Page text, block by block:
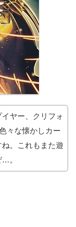
ヤー、クリフォ
々な懐かしカー
ね。これもまた遊
。